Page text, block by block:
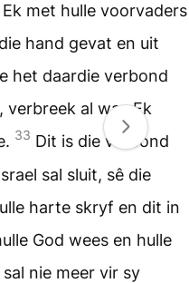
met hulle voorvaders
hand gevat en uit
het daardie verbond
al was Ek
33 Dit is die verbond
sal sluit, sê die
harte skryf en dit in
God wees en hulle
nie meer vir sy